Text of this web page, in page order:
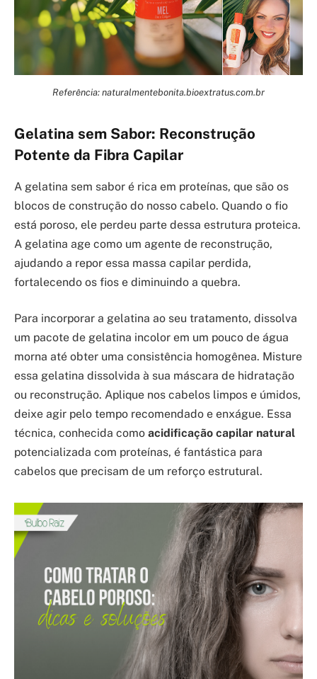
Referência: naturalmentebonita.bioextratus.com.br
Gelatina sem Sabor: Reconstrução
Potente da Fibra Capilar
A gelatina sem sabor é rica em proteínas, que são os
blocos de construção do nosso cabelo. Quando o fio
está poroso, ele perdeu parte dessa estrutura proteica.
A gelatina age como um agente de reconstrução,
ajudando a repor essa massa capilar perdida,
fortalecendo os fios e diminuindo a quebra.
Para incorporar a gelatina ao seu tratamento, dissolva
um pacote de gelatina incolor em um pouco de água
morna até obter uma consistência homogênea. Misture
essa gelatina dissolvida à sua máscara de hidratação
ou reconstrução. Aplique nos cabelos limpos e úmidos,
deixe agir pelo tempo recomendado e enxágue. Essa
técnica, conhecida como acidificação capilar natural
potencializada com proteínas, é fantástica para
cabelos que precisam de um reforço estrutural.